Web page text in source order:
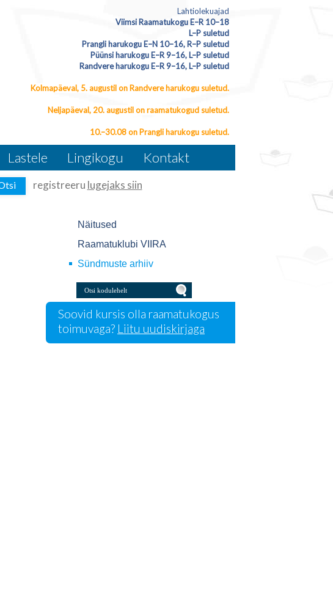
Lahtiolekuajad
Viimsi Raamatukogu E–R 10–18
L–P suletud
Prangli harukogu E–N 10–16, R–P suletud
Püünsi harukogu E–R 9–16, L–P suletud
Randvere harukogu E–R 9–16, L–P suletud
Kolmapäeval, 5. augustil on Randvere harukogu suletud.
Neljapäeval, 20. augustil on raamatukogud suletud.
10.–30.08 on Prangli harukogu suletud.
Lastele Lingikogu Kontakt
registreeru lugejaks siin
Näitused
Raamatuklubi VIIRA
Sündmuste arhiiv
Otsi kodulehelt
Soovid kursis olla raamatukogus
toimuvaga? Liitu uudiskirjaga